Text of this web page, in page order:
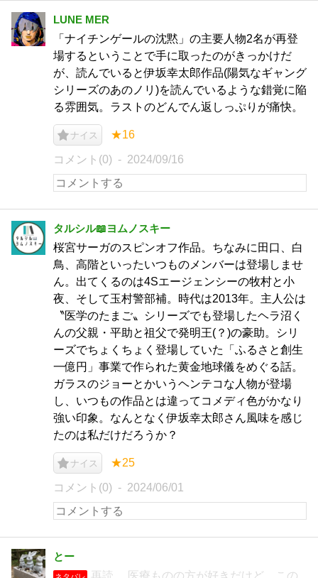
LUNE MER
「ナイチンゲールの沈黙」の主要人物2名が再登
場するということで手に取ったのがきっかけだ
が、読んでいると伊坂幸太郎作品(陽気なギャング
シリーズのあのノリ)を読んでいるような錯覚に陥
る雰囲気。ラストのどんでん返しっぷりが痛快。
ナイス ★16
コメント(0) 2024/09/16
タルシル📖ヨムノスキー
桜宮サーガのスピンオフ作品。ちなみに田口、白
鳥、高階といったいつものメンバーは登場しませ
ん。出てくるのは4Sエージェンシーの牧村と小
夜、そして玉村警部補。時代は2013年。主人公は
〝医学のたまご〟シリーズでも登場したヘラ沼く
んの父親・平助と祖父で発明王(？)の豪助。シリ
ーズでちょくちょく登場していた「ふるさと創生
一億円」事業で作られた黄金地球儀をめぐる話。
ガラスのジョーとかいうヘンテコな人物が登場
し、いつもの作品とは違ってコメディ色がかなり
強い印象。なんとなく伊坂幸太郎さん風味を感じ
たのは私だけだろうか？
ナイス ★25
コメント(0) 2024/06/01
とー
再読。 医療ものの方が好きだけど、この